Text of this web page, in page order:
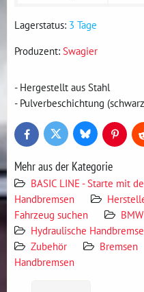
Lagerstatus: 3 Tage
Produzent: Swagier
- Hergestellt aus Stahl
- Pulverbeschichtung
FacebookTwitter Bluesky
Mehr aus der Kategorie
BASIC LINE - Starte mit
Handbremsen
Fahrzeug suchen
Hydraulische
Zubehör
Bremsen
Handbremsen